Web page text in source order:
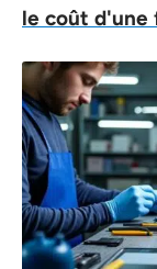
le coût d'une